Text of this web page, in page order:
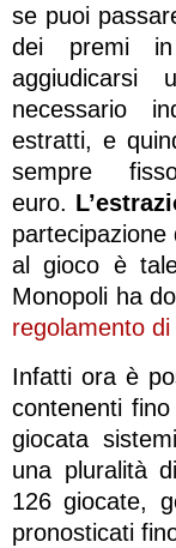
se puoi
dei premi
necessario
estratti, e
sempre
euro.
partecipazione
al gioco è
Monopoli ha
regolamento di
Infatti ora è
contenenti
giocata
una pluralità
126 giocate,
pronosticati